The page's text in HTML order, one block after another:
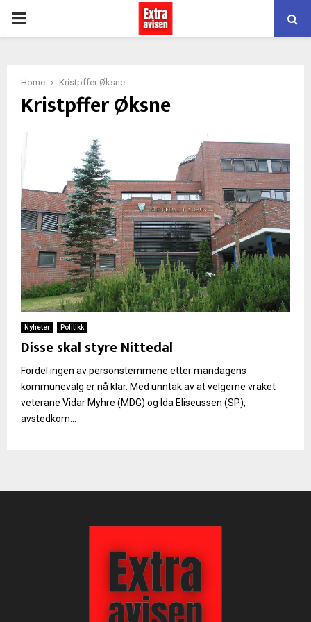
PRIMARY
Home Kristpffer Øksne
Kristpffer Øksne
Nyheter Politikk
Disse skal styre Nittedal
Fordel ingen av personstemmene etter mandagens
kommunevalg er nå klar. Med unntak av at velgerne vraket
veterane Vidar Myhre (MDG) og Ida Eliseussen (SP),
avstedkom...